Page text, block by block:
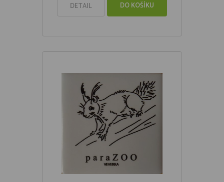
DETAIL DO KOŠÍKU